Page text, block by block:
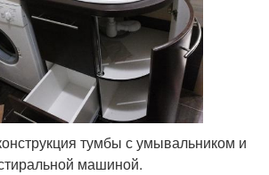
тумбы с умывальником и
машиной.